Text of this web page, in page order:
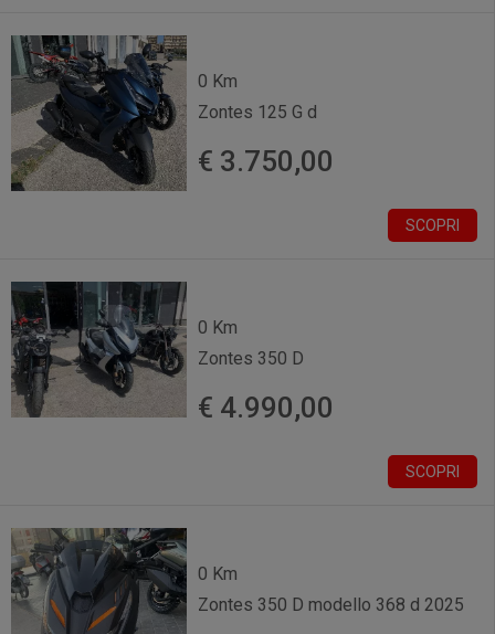
0 Km
Zontes 125 G d
€ 3.750,00
SCOPRI
0 Km
Zontes 350 D
€ 4.990,00
SCOPRI
0 Km
Zontes 350 D modello 368 d 2025